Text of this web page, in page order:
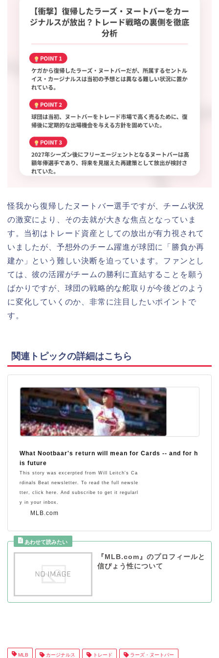
怪我から復帰したヌートバー選手ですが、チーム状況
の激変により、その去就が大きな焦点となっていま
す。当初はトレード資産としての放出が有力視されて
いましたが、予想外のチーム躍進が球団に「勝負か再
建か」という難しい決断を迫っています。ファンとし
ては、彼の活躍がチームの勝利に直結することを願う
ばかりですが、球団の戦略的な舵取りが今後どのよう
に変化していくのか、非常に注目したいポイントで
す。
関連トピックの詳細はこちら
MLB.com
What Nootbaar's return will mean for Cards -- and for h
is future
This story was excerpted from Will Leitch's Ca
rdinals Beat newsletter. To read the full newsle
tter, click here. And subscribe to get it regularl
y in your inbox.
『MLB.com』のプロフィールと
信ぴょう性について
MLB カージナルス トレード ラーズ・ヌートバー